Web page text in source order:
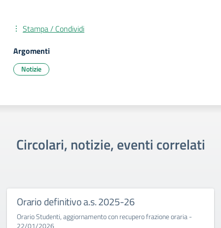
Stampa / Condividi
Argomenti
Notizie
Circolari, notizie, eventi correlati
Orario definitivo a.s. 2025-26
Orario Studenti, aggiornamento con recupero frazione oraria -
22/01/2026